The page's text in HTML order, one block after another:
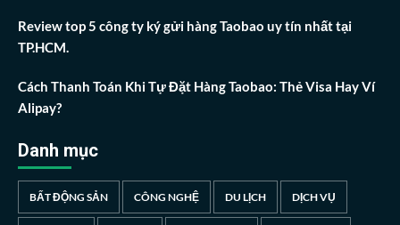
Review top 5 công ty ký gửi hàng Taobao uy tín nhất tại
TP.HCM.
Cách Thanh Toán Khi Tự Đặt Hàng Taobao: Thẻ Visa Hay Ví
Alipay?
Danh mục
BẤT ĐỘNG SẢN CÔNG NGHỆ DU LỊCH DỊCH VỤ